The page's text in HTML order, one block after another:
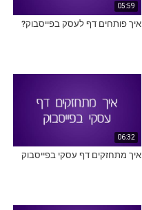
05:59
איך פותחים דף לעסק בפייסבוק?
06:32
איך מתחזקים דף עסקי בפייסבוק